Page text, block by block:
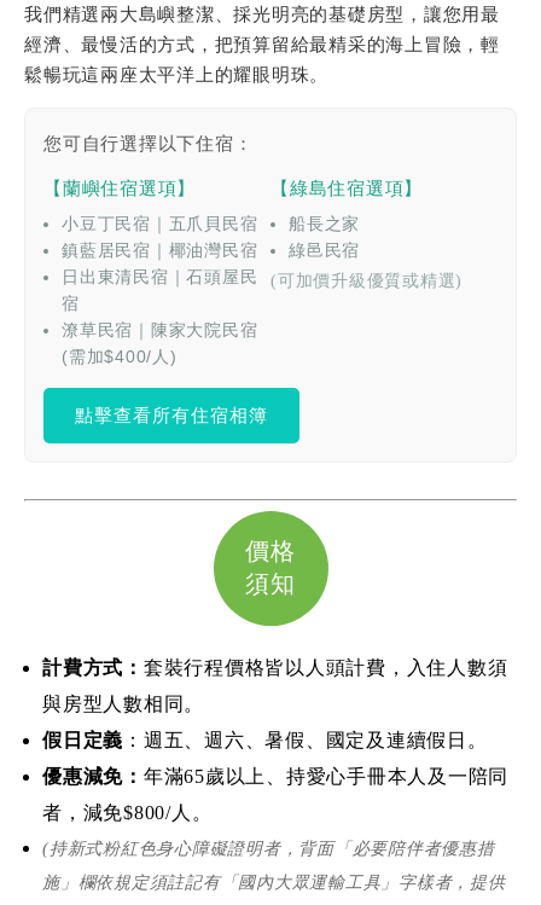
我們精選兩大島嶼整潔、採光明亮的基礎房型 ，讓您用最
經濟、最慢活的方式，把預算留給最精采的海上冒險，輕
鬆暢玩這兩座太平洋上的耀眼明珠。
您可自行選擇以下住宿：
【蘭嶼住宿選項】
小豆丁民宿｜五爪貝民宿
鎮藍居民宿｜椰油灣民宿
日出東清民宿｜石頭屋民
宿
潦草民宿｜陳家大院民宿
(需加$400/人)
【綠島住宿選項】
船長之家
綠邑民宿
(可加價升級優質或精選)
點擊查看所有住宿相簿
價格
須知
計費方式： 套裝行程價格皆以人頭計費，入住人數須
與房型人數相同。
假日定義 ：週五、週六、暑假、
國定及連續假日。
優惠減免： 年滿65歲以上、持愛心手冊本人及一陪同
者，減免$800/人。
(持新式粉紅色身心障礙證明者，背面「必要陪伴者優惠措
施」欄依規定須註記有「國內大眾運輸工具」字樣者，提供